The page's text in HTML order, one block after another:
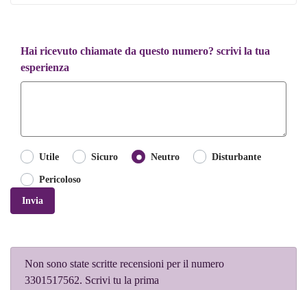
Hai ricevuto chiamate da questo numero? scrivi la tua
esperienza
Utile Sicuro Neutro Disturbante
Pericoloso
Invia
Non sono state scritte recensioni per il numero
3301517562. Scrivi tu la prima